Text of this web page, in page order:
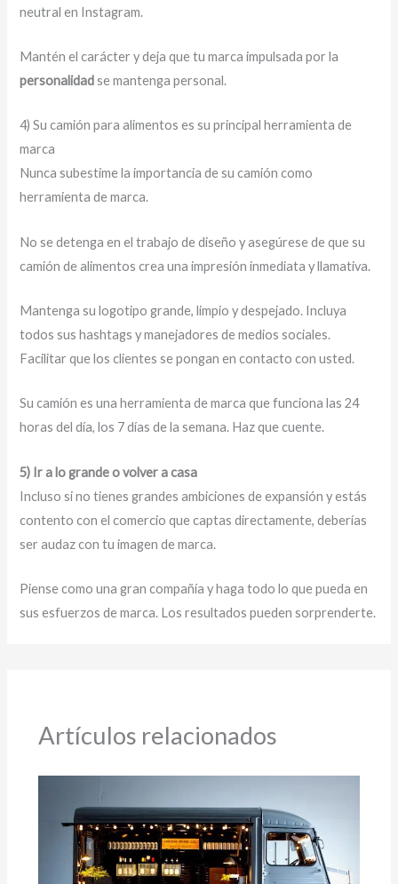
neutral en Instagram.
Mantén el carácter y deja que tu marca impulsada por la
personalidadse mantenga personal.
4) Su camión para alimentos es su principal herramienta de
marca
Nunca subestime la importancia de su camión como
herramienta de marca.
No se detenga en el trabajo de diseño y asegúrese de que su
camión de alimentos crea una impresión inmediata y llamativa.
Mantenga su logotipo grande, limpio y despejado. Incluya
todos sus hashtags y manejadores de medios sociales.
Facilitar que los clientes se pongan en contacto con usted.
Su camión es una herramienta de marca que funciona las 24
horas del día, los 7 días de la semana. Haz que cuente.
5) Ir a lo grande o volver a casa
Incluso si no tienes grandes ambiciones de expansión y estás
contento con el comercio que captas directamente, deberías
ser audaz con tu imagen de marca.
Piense como una gran compañía y haga todo lo que pueda en
sus esfuerzos de marca. Los resultados pueden sorprenderte.
Artículos relacionados